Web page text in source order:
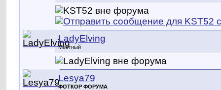
LadyElving
Местный
Lesya79
ФОТКОР ФОРУМА